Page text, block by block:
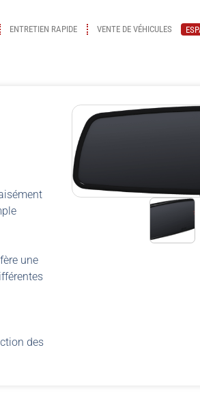
ENTRETIEN RAPIDE VENTE DE VÉHICULES
une
des